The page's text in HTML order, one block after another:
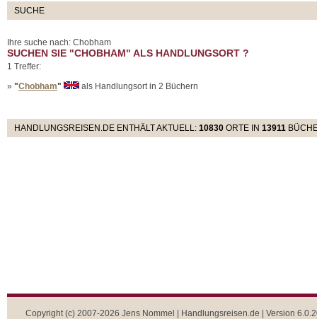
SUCHE
Ihre suche nach: Chobham
SUCHEN SIE "CHOBHAM" ALS HANDLUNGSORT ?
1 Treffer:
» "Chobham" als Handlungsort in 2 Büchern
HANDLUNGSREISEN.DE ENTHÄLT AKTUELL: 10830 ORTE IN 13911
Copyright (c) 2007-2026 Jens Nommel | Handlungsreisen.de | Version